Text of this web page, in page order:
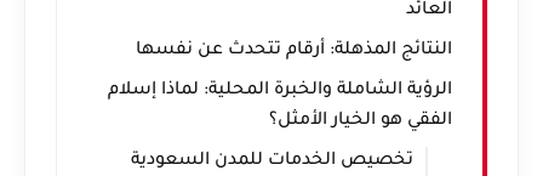
العائد
النتائج المذهلة: أرقام تتحدث عن نفسها
الرؤية الشاملة والخبرة المحلية: لماذا إسلام
الفقي هو الخيار الأمثل؟
تخصيص الخدمات للمدن السعودية